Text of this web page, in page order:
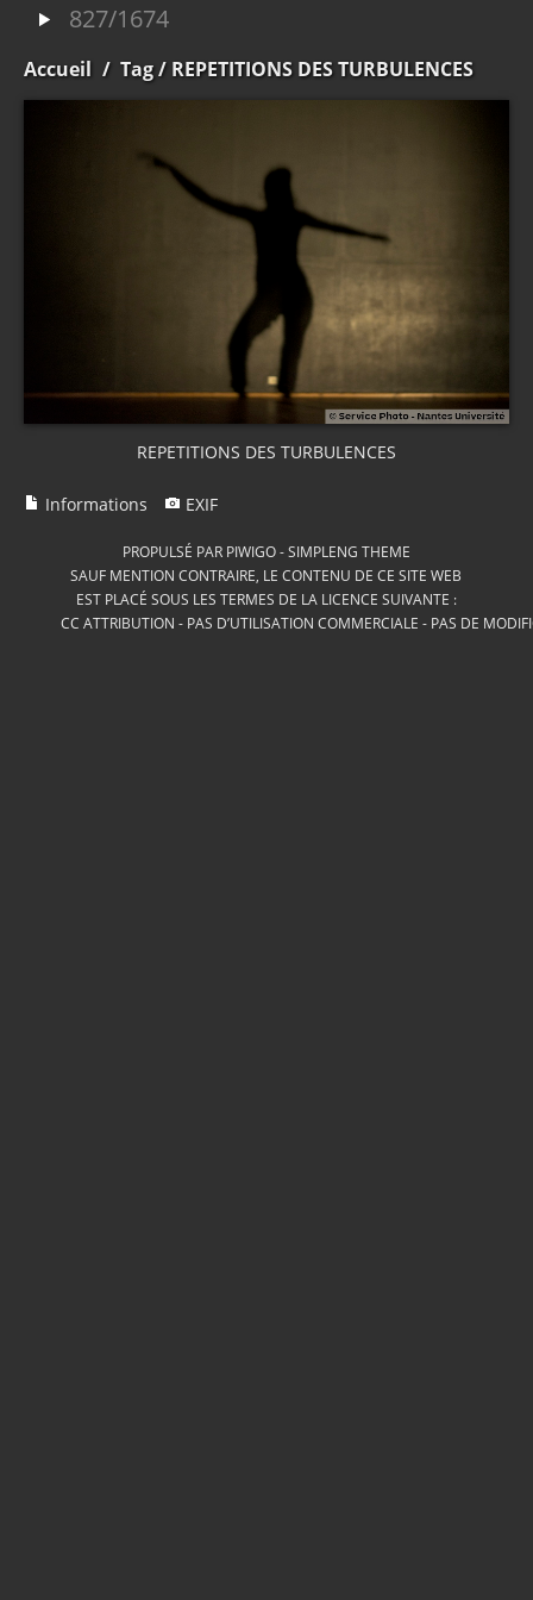
827/1674
Accueil / Tag/ REPETITIONS DES TURBULENCES
REPETITIONS DES TURBULENCES
Informations EXIF
PROPULSÉ PAR PIWIGO-SIMPLENG THEME
SAUF MENTION CONTRAIRE, LE CONTENU DE CE SITE WEB
EST PLACÉ SOUS LES TERMES DE LA LICENCE SUIVANTE :
CC ATTRIBUTION - PAS D’UTILISATION COMMERCIALE - PAS DE